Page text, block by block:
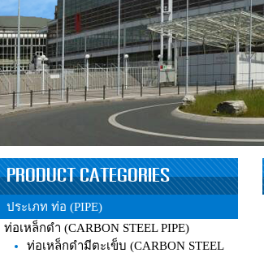
PRODUCT CATEGORIES
ประเภท ท่อ (PIPE)
ท่อเหล็กดำ (CARBON STEEL PIPE)
ท่อเหล็กดำมีตะเข็บ (CARBON STEEL